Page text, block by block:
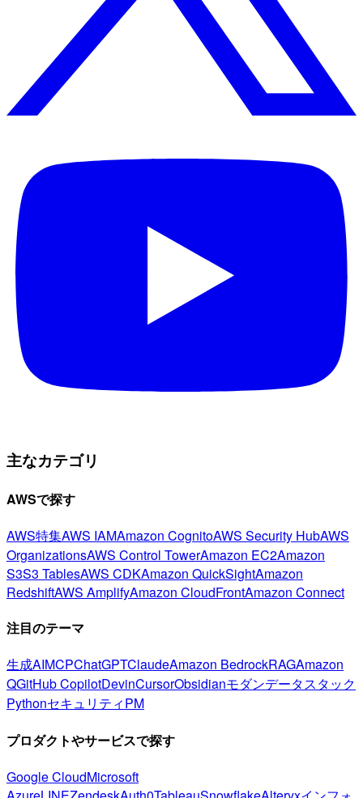
主なカテゴリ
AWSで探す
AWS特集AWS IAMAmazon CognitoAWS Security HubAWS
OrganizationsAWS Control TowerAmazon EC2Amazon
S3S3 TablesAWS CDKAmazon QuickSightAmazon
RedshiftAWS AmplifyAmazon CloudFrontAmazon Connect
注目のテーマ
生成AIMCPChatGPTClaudeAmazon BedrockRAGAmazon
QGitHub CopilotDevinCursorObsidianモダンデータスタック
PythonセキュリティPM
プロダクトやサービスで探す
Google CloudMicrosoft